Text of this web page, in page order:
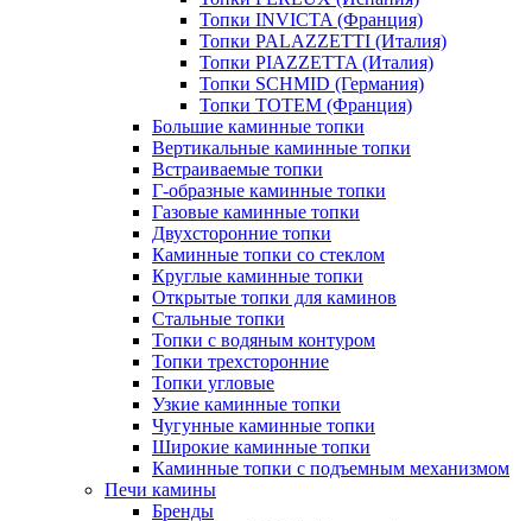
Топки INVICTA (Франция)
Топки PALAZZETTI (Италия)
Топки PIAZZETTA (Италия)
Топки SCHMID (Германия)
Топки TOTEM (Франция)
Большие каминные топки
Вертикальные каминные топки
Встраиваемые топки
Г-образные каминные топки
Газовые каминные топки
Двухсторонние топки
Каминные топки со стеклом
Круглые каминные топки
Открытые топки для каминов
Стальные топки
Топки с водяным контуром
Топки трехсторонние
Топки угловые
Узкие каминные топки
Чугунные каминные топки
Широкие каминные топки
Каминные топки с подъемным механизмом
Печи камины
Бренды